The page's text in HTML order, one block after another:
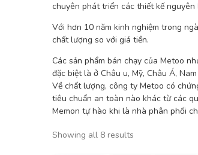
chuyên phát triển các thiết kế
Với hơn 10 năm kinh nghiệm trong
chất lượng so với giá tiền.
Các sản phẩm bán chạy của Metoo
đặc biệt là ở Châu u, Mỹ, Châu Á,
Về chất lượng, công ty Metoo có
tiêu chuẩn an toàn nào khác từ các
Memon tự hào khi là nhà phân phối
Showing all 8 results